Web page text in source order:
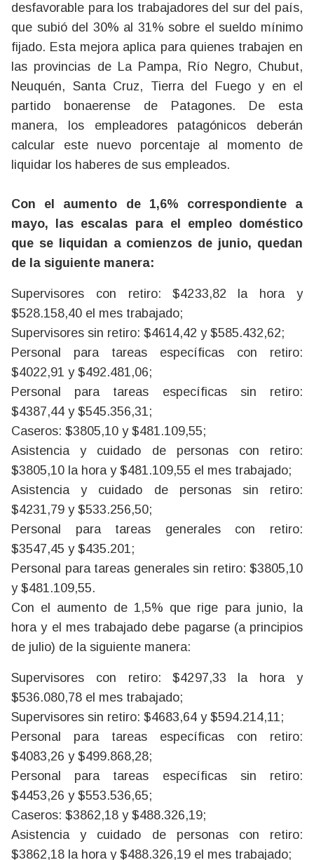
desfavorable para los trabajadores del sur del país,
que subió del 30% al 31% sobre el sueldo mínimo
fijado. Esta mejora aplica para quienes trabajen en
las provincias de La Pampa, Río Negro, Chubut,
Neuquén, Santa Cruz, Tierra del Fuego y en el
partido bonaerense de Patagones. De esta
manera, los empleadores patagónicos deberán
calcular este nuevo porcentaje al momento de
liquidar los haberes de sus empleados.
Con el aumento de 1,6% correspondiente a
mayo, las escalas para el empleo doméstico
que se liquidan a comienzos de junio, quedan
de la siguiente manera:
Supervisores con retiro: $4233,82 la hora y
$528.158,40 el mes trabajado;
Supervisores sin retiro: $4614,42 y $585.432,62;
Personal para tareas específicas con retiro:
$4022,91 y $492.481,06;
Personal para tareas específicas sin retiro:
$4387,44 y $545.356,31;
Caseros: $3805,10 y $481.109,55;
Asistencia y cuidado de personas con retiro:
$3805,10 la hora y $481.109,55 el mes trabajado;
Asistencia y cuidado de personas sin retiro:
$4231,79 y $533.256,50;
Personal para tareas generales con retiro:
$3547,45 y $435.201;
Personal para tareas generales sin retiro: $3805,10
y $481.109,55.
Con el aumento de 1,5% que rige para junio, la
hora y el mes trabajado debe pagarse (a principios
de julio) de la siguiente manera:
Supervisores con retiro: $4297,33 la hora y
$536.080,78 el mes trabajado;
Supervisores sin retiro: $4683,64 y $594.214,11;
Personal para tareas específicas con retiro:
$4083,26 y $499.868,28;
Personal para tareas específicas sin retiro:
$4453,26 y $553.536,65;
Caseros: $3862,18 y $488.326,19;
Asistencia y cuidado de personas con retiro:
$3862,18 la hora y $488.326,19 el mes trabajado;